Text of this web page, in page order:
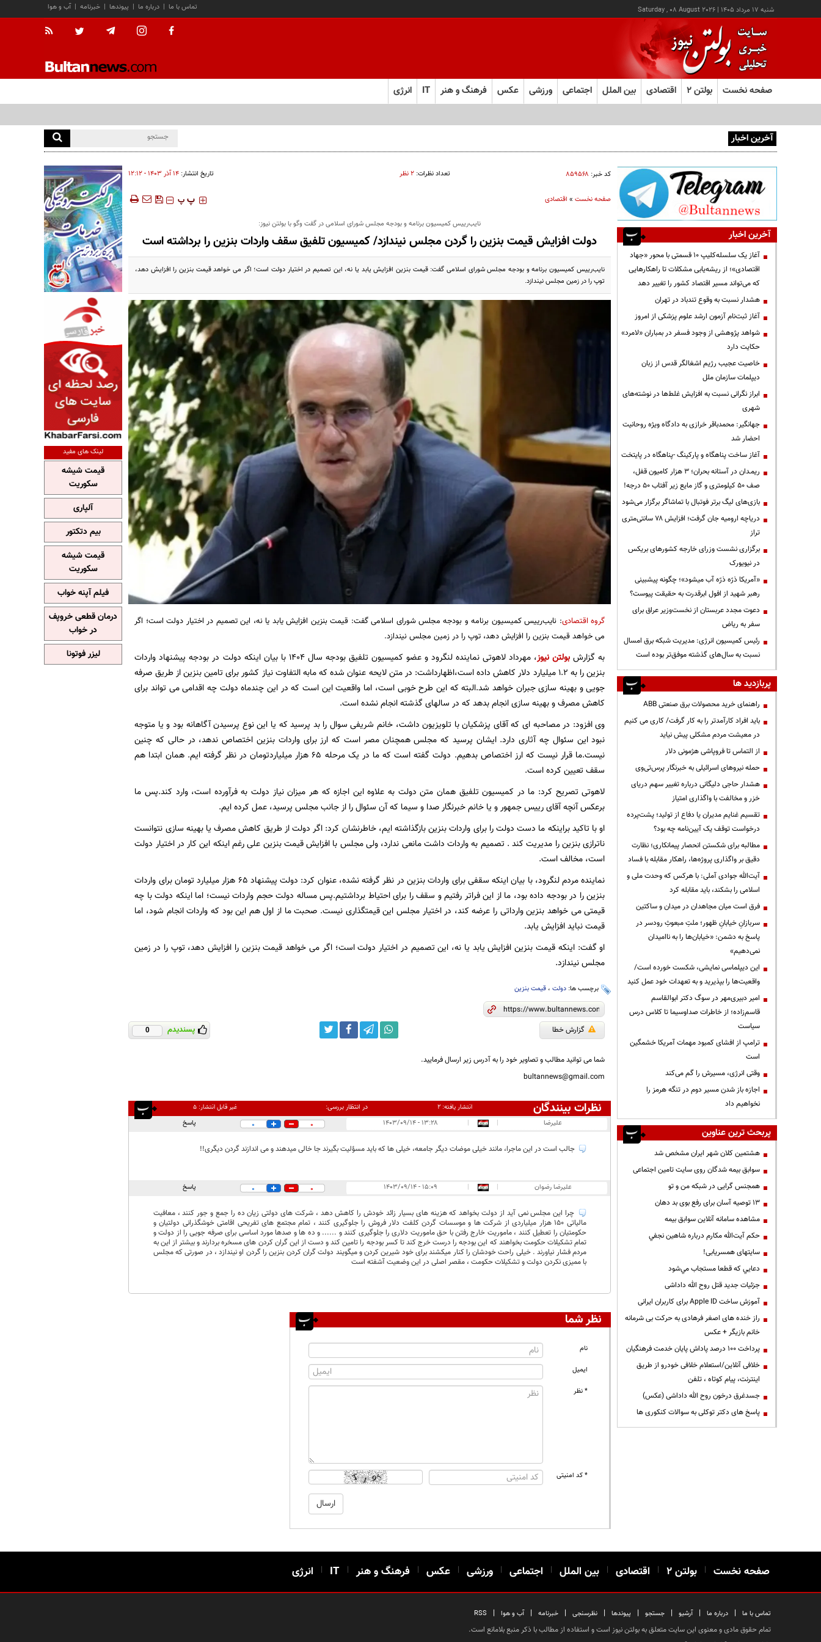
شنبه ۱۷ مرداد ۱۴۰۵ |
Saturday , 08 August 2026 آب و هوا | خبرنامه | پیوندها | درباره ما | تماس با ما
صفحه نخست بولتن ۲ اقتصادی بین الملل اجتماعی ورزشی عکس فرهنگ و هنر IT انرژی
آخرین اخبار
کد خبر: ۸۵۹۵۶۸ تعداد نظرات: ۲ نظر تاریخ انتشار: ۱۴ آذر ۱۴۰۳ - ۱۲:۱۲
صفحه نخست» اقتصادی ‍‍‍ پ پ
نایب‌رییس کمیسیون برنامه و بودجه مجلس شورای اسلامی در گفت وگو با بولتن نیوز:
دولت افزایش قیمت بنزین را گردن مجلس نیندازد/ کمیسیون تلفیق سقف واردات بنزین را برداشته است
نایب‌رییس کمیسیون برنامه و بودجه مجلس شورای اسلامی گفت: قیمت بنزین افزایش یابد یا نه، این تصمیم در اختیار دولت است؛ اگر می خواهد قیمت بنزین را افزایش دهد،
توپ را در زمین مجلس نیندازد.
گروه اقتصادی: نایب‌رییس کمیسیون برنامه و بودجه مجلس شورای اسلامی گفت: قیمت بنزین افزایش یابد یا نه، این تصمیم در اختیار دولت است؛ اگر
می خواهد قیمت بنزین را افزایش دهد، توپ را در زمین مجلس نیندازد.
به گزارش بولتن نیوز
، مهرداد لاهوتی نماینده لنگرود و عضو کمیسیون تلفیق بودجه سال 1404 با بیان اینکه دولت در بودجه پیشنهاد واردات
بنزین را به 1.2 میلیارد دلار کاهش داده است،اظهارداشت: در متن لایحه عنوان شده که مابه التفاوت نیاز کشور برای تامین بنزین از طریق صرفه
جویی و بهینه سازی جبران خواهد شد.البته که این طرح خوبی است، اما واقعیت این است که در این چندماه دولت چه اقدامی می تواند برای
کاهش مصرف و بهینه سازی انجام بدهد که در سالهای گذشته انجام نشده است.
وی افزود: در مصاحبه ای که آقای پزشکیان با تلویزیون داشت، خانم شریفی سوال را بد پرسید که یا این نوع پرسیدن آگاهانه بود و یا متوجه
نبود این سئوال چه آثاری دارد. ایشان پرسید که مجلس همچنان مصر است که ارز برای واردات بنزین اختصاص ندهد، در حالی که چنین
نیست.ما قرار نیست که ارز اختصاص بدهیم. دولت گفته است که ما در یک مرحله 65 هزار میلیاردتومان در نظر گرفته ایم. همان ابتدا هم
سقف تعیین کرده است.
لاهوتی تصریح کرد: ما در کمیسیون تلفیق همان متن دولت به علاوه این اجازه که هر میزان نیاز دولت به فرآورده است، وارد کند.پس ما
برعکس آنچه آقای رییس جمهور و یا خانم خبرنگار صدا و سیما که آن سئوال را از جانب مجلس پرسید، عمل کرده ایم.
او با تاکید براینکه ما دست دولت را برای واردات بنزین بازگذاشته ایم، خاطرنشان کرد: اگر دولت از طریق کاهش مصرف یا بهینه سازی نتوانست
ناترازی بنزین را مدیریت کند . تصمیم به واردات داشت مانعی ندارد، ولی مجلس با افزایش قیمت بنزین علی رغم اینکه این کار در اختیار دولت
است، مخالف است.
نماینده مردم لنگرود، با بیان اینکه سقفی برای واردات بنزین در نظر گرفته نشده، عنوان کرد: دولت پیشنهاد 65 هزار میلیارد تومان برای واردات
بنزین را در بودجه داده بود، ما از این فراتر رفتیم و سقف را برای احتیاط برداشتیم.پس مساله دولت حجم واردات نیست؛ اما اینکه دولت با چه
قیمتی می خواهد بنزین وارداتی را عرضه کند، در اختیار مجلس این قیمتگذاری نیست. صحبت ما از اول هم این بود که واردات انجام شود، اما
قیمت نباید افزایش یابد.
او گفت: اینکه قیمت بنزین افزایش یابد یا نه، این تصمیم در اختیار دولت است؛ اگر می خواهد قیمت بنزین را افزایش دهد، توپ را در زمین
مجلس نیندازد.
برچسب ها: دولت، قیمت بنزین
گزارش خطا پسندیدم 0
شما می توانید مطالب و تصاویر خود را به آدرس زیر ارسال فرمایید.
bultannews@gmail.com
نظرات بینندگان انتشار یافته:۲ در انتظار بررسی: غیر قابل انتشار:۵
علیرضا |
| ۱۳:۲۸ - ۱۴۰۳/۰۹/۱۴ 0
0 پاسخ
جالب است در این ماجرا، مانند خیلی موضات دیگر جامعه، خیلی ها که باید مسؤلیت بگیرند جا خالی میدهند و می اندازند گردن دیگری!!
علیرضا رضوان |
| ۱۵:۰۹ - ۱۴۰۳/۰۹/۱۴ 0
0 پاسخ
چرا این مجلس نمی آید از دولت بخواهد که هزینه های بسیار زائد خودش را کاهش دهد ، شرکت های دولتی زیان ده را جمع و جور کنند ، معافیت
مالیاتی 150 هزار میلیاردی از شرکت ها و موسسات گردن کلفت دلار فروش را جلوگیری کنند ، تمام مجتمع های تفریحی اقامتی خوشگذرانی دولتیان و
حکومتیان را تعطیل کنند ، ماموریت خارج رفتن با حق ماموریت دلاری را جلوگیری کنند و ...... و ده ها و صدها مورد اساسی برای صرفه جویی را از دولت و
تمام تشکیلات حکومت بخواهند که این بودجه را درست خرج کند تا کسر بودجه را تامین کند و دست از این گران کردن های مسخره بردارند و بیشتر از این به
مردم فشار نیاورند . خیلی راحت خودشان را کنار میکشند برای خود شیرین کردن و میگویند دولت گران کردن بنزین را گردن او نیندازد ، در صورتی که مجلس
با ممیزی نکردن دولت و تشکیلات حکومت ، مقصر اصلی در این وضعیت آشفته است
نظر شما
نام
ایمیل
* نظر
* کد امنیتی
آخرین اخبار
آغاز یک سلسله‌کلیپ ۱۰ قسمتی با محور «جهاد
اقتصادی»؛ از ریشه‌یابی مشکلات تا راهکارهایی
که می‌تواند مسیر اقتصاد کشور را تغییر دهد
هشدار نسبت به وقوع تندباد در تهران
آغاز ثبت‌نام آزمون ارشد علوم پزشکی از امروز
شواهد پژوهشی از وجود فسفر در بمباران «لامرد»
حکایت دارد
خاصیت عجیب رژیم اشغالگر قدس از زبان
دیپلمات سازمان ملل
ابراز نگرانی نسبت به افزایش غلط‌ها در نوشته‌های
شهری
جهانگیر: محمدباقر خرازی به دادگاه ویژه روحانیت
احضار شد
آغاز ساخت پناهگاه و پارکینگ -پناهگاه در پایتخت
ریمـدان در آستانه بحران؛ ۳ هزار کامیون قفل،
صف ۵۰ کیلومتری و گاز مایع زیر آفتاب ۵۰ درجه!
بازی‌های لیگ برتر فوتبال با تماشاگر برگزار می‌شود
دریاچه ارومیه جان گرفت؛ افزایش ۷۸ سانتی‌متری
تراز
برگزاری نشست وزرای خارجه کشورهای بریکس
در نیویورک
«آمریکا ذرّه ذرّه آب میشود»؛ چگونه پیشبینی
رهبر شهید از افول ابرقدرت به حقیقت پیوست؟
دعوت مجدد عربستان از نخست‌وزیر عراق برای
سفر به ریاض
رئیس کمیسیون انرژی: مدیریت شبکه برق امسال
نسبت به سال‌های گذشته موفق‌تر بوده است
پربازدید ها
راهنمای خرید محصولات برق صنعتی ABB
باید افراد کارآمدتر را به کار گرفت/ کاری می کنیم
در معیشت مردم مشکلی پیش نیاید
از التماس تا فروپاشی هژمونی دلار
حمله نیروهای اسرائیلی به خبرنگار پرس‌تی‌وی
هشدار حاجی دلیگانی درباره تغییر سهم دریای
خزر و مخالفت با واگذاری امتیاز
تقسیم غنایم مدیران یا دفاع از تولید؛ پشت‌پرده
درخواست توقف یک آیین‌نامه چه بود؟
مطالبه برای شکستن انحصار پیمانکاری؛ نظارت
دقیق بر واگذاری پروژه‌ها، راهکار مقابله با فساد
آیت‌الله جوادی آملی: با هرکس که وحدت ملی و
اسلامی را بشکند، باید مقابله کرد
فرق است میان مجاهدان در میدان و ساکتین
سربازانِ خیابانِ ظهور؛ ملتِ مبعوثِ رودسر در
پاسخ به دشمن: «خیابان‌ها را به ناامیدان
نمی‌دهیم»
این دیپلماسی نمایشی، شکست خورده است/
واقعیت‌ها را بپذیرید و به تعهدات خود عمل کنید
امیر دبیری‌مهر در سوگ دکتر ابوالقاسم
قاسم‌زاده؛ از خاطرات صداوسیما تا کلاس درس
سیاست
ترامپ از افشای کمبود مهمات آمریکا خشمگین
است
وقتی انرژی، مسیرش را گم می‌کند
اجازه باز شدن مسیر دوم در تنگه هرمز را
نخواهیم داد
پربحث ترین عناوین
هشتمین کلان شهر ایران مشخص شد
سوابق بیمه شدگان روی سایت تامین اجتماعی
همجنس گرایی در شبکه من و تو
13 توصیه آسان برای رفع بوی بد دهان
مشاهده سامانه آنلاين سوابق بیمه
حكم آيت‌الله مكارم درباره شاهين نجفي
سایتهای همسریابی!
دعايي كه قطعا مستجاب مي‌شود
جزئیات جدید قتل روح الله داداشی
آموزش ساخت Apple ID برای کاربران ایرانی
راز خنده های اصغر فرهادی به حرکت بی شرمانه
خانم بازیگر + عکس
پرداخت ۱۰۰ درصد پاداش پایان خدمت فرهنگیان
خلافی آنلاین/استعلام خلافی خودرو از طریق
اینترنت، پیام کوتاه ، تلفن
جسدغرق درخون روح الله داداشی (عکس)
پاسخ های دکتر توکلی به سوالات کنکوری ها
لینک های مفید
قیمت شیشه
سکوریت
آلپاری
بیم دتکتور
قیمت شیشه
سکوریت
فیلم آپنه خواب
درمان قطعی خروپف
در خواب
لیزر فوتونا
صفحه نخست | بولتن ۲ | اقتصادی | بین الملل | اجتماعی | ورزشی | عکس | فرهنگ و هنر |
IT
| انرژی
تماس با ما | درباره ما | آرشیو | جستجو | پیوندها | نظرسنجی | خبرنامه | آب و هوا |
RSS
تمام حقوق مادی و معنوی این سایت متعلق به بولتن نیوز است و استفاده از مطالب با ذکر منبع بلامانع است.